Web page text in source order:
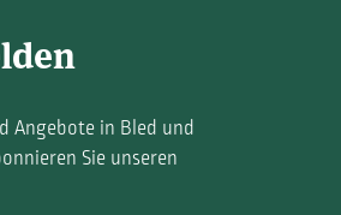
Angebote in Bled und
Sie unseren